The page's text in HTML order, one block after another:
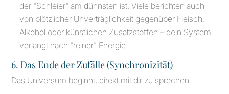
der "Schleier" am dünnsten ist. Viele berichten auch
von plötzlicher Unverträglichkeit gegenüber Fleisch,
Alkohol oder künstlichen Zusatzstoffen – dein System
verlangt nach "reiner" Energie.
6. Das Ende der Zufälle (Synchronizität)
Das Universum beginnt, direkt mit dir zu sprechen.